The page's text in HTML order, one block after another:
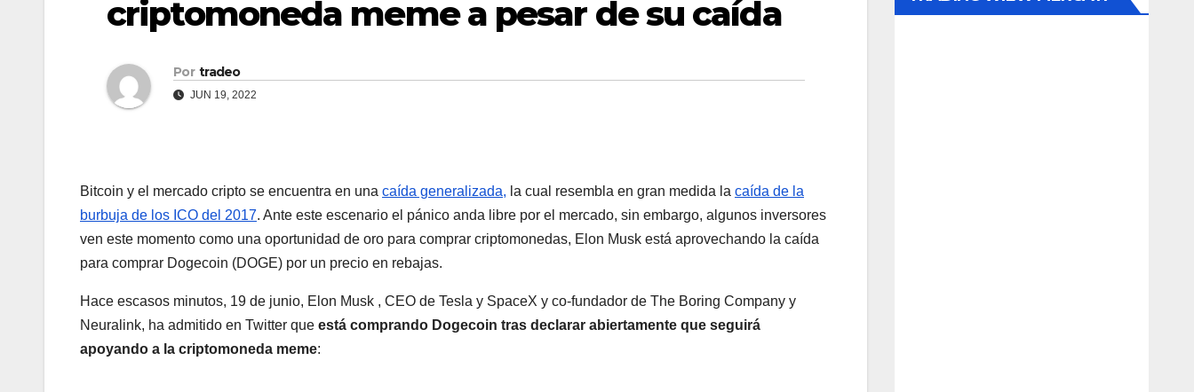
criptomoneda meme a pesar de su caída
Por tradeo
JUN 19, 2022
Bitcoin y el mercado cripto se encuentra en una caída generalizada, la cual resembla en gran medida la caída de la
burbuja de los ICO del 2017. Ante este escenario el pánico anda libre por el mercado, sin embargo, algunos inversores
ven este momento como una oportunidad de oro para comprar criptomonedas, Elon Musk está aprovechando la caída
para comprar Dogecoin (DOGE) por un precio en rebajas.
Hace escasos minutos, 19 de junio, Elon Musk , CEO de Tesla y SpaceX y co-fundador de The Boring Company y
Neuralink, ha admitido en Twitter que está comprando Dogecoin tras declarar abiertamente que seguirá
apoyando a la criptomoneda meme: